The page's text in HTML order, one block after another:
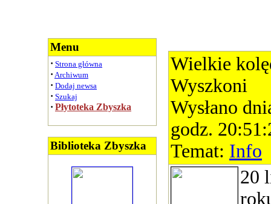
Menu
· Strona główna
· Archiwum
· Dodaj newsa
· Szukaj
· Płytoteka Zbyszka
Biblioteka Zbyszka
Wielkie
Wyszkoni
Wysłano
godz.
Temat: Info
20